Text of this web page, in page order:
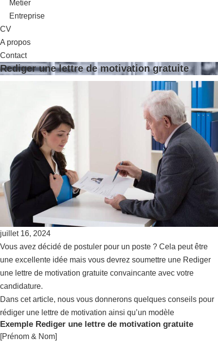
Metier
Entreprise
CV
A propos
Contact
Rediger une lettre de motivation gratuite
juillet 16, 2024
Vous avez décidé de postuler pour un poste ? Cela peut être
une excellente idée mais vous devrez soumettre une Rediger
une lettre de motivation gratuite convaincante avec votre
candidature.
Dans cet article, nous vous donnerons quelques conseils pour
rédiger une lettre de motivation ainsi qu’un modèle
Exemple Rediger une lettre de motivation gratuite
[Prénom & Nom]